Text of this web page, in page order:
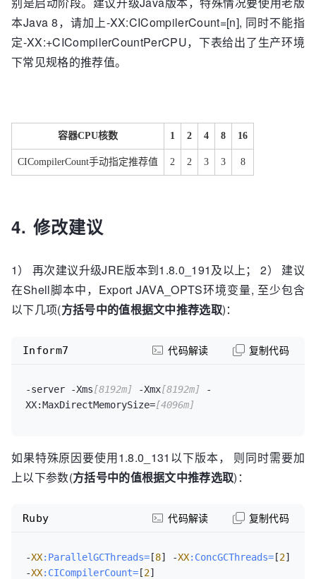
本Java 8，请加上-XX:CICompilerCount=[n], 同时不能指
定-XX:+CICompilerCountPerCPU，下表给出了生产环境
下常见规格的推荐值。
容器CPU核数 1 2 4 8 16
CICompilerCount手动指定推荐值 2 2 3 3 8
4. 修改建议
1） 再次建议升级JRE版本到1.8.0_191及以上； 2） 建议
在Shell脚本中，Export JAVA_OPTS环境变量, 至少包含
以下几项(方括号中的值根据文中推荐选取)：
-server -Xms[8192m] -Xmx[8192m]
-
XX:MaxDirectMemorySize=[4096m]
Inform7 代码解读 复制代码
如果特殊原因要使用1.8.0_131以下版本， 则同时需要加
上以下参数(方括号中的值根据文中推荐选取)：
-XX:ParallelGCThreads= [8] -XX:ConcGCThreads= [2]
-XX:CICompilerCount= [2
Ruby 代码解读 复制代码